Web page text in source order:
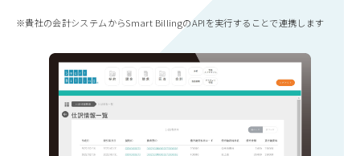
貴社の会計システムからSmart BillingのAPIを実行することで連携します